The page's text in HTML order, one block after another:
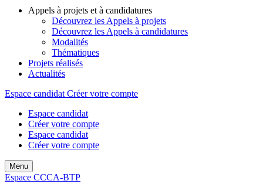
Appels à projets et à candidatures
Découvrez les Appels à projets
Découvrez les Appels à candidatures
Modalités
Thématiques
Projets réalisés
Actualités
Espace candidat Créer votre compte
Espace candidat
Créer votre compte
Espace candidat
Créer votre compte
Menu
Espace CCCA-BTP